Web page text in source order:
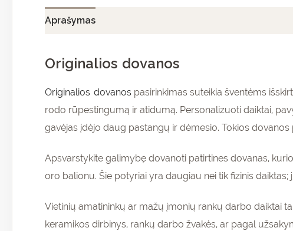
Aprašymas
Originalios dovanos
Originalios dovanos pasirinkimas suteikia šventėms
rodo rūpestingumą ir atidumą. Personalizuoti daiktai,
gavėjas įdėjo daug pastangų ir dėmesio. Tokios
Apsvarstykite galimybę dovanoti patirtines dovanas,
oro balionu. Šie potyriai yra daugiau nei tik fizinis
Vietinių amatininkų ar mažų įmonių rankų darbo daiktai
keramikos dirbinys, rankų darbo žvakės, ar pagal